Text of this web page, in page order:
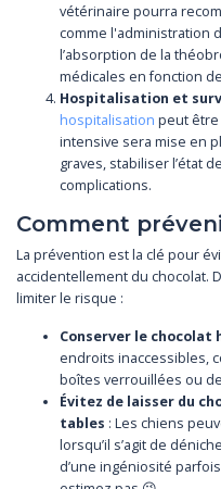
vétérinaire pourra
comme l'administration
l’absorption de la
médicales en fonction
Hospitalisation et
hospitalisation peut être
intensive sera mise en
graves, stabiliser l’état
complications.
Comment
La prévention est la clé pour
accidentellement du chocolat.
limiter le risque :
Conserver le chocolat
endroits inaccessibles,
boîtes verrouillées ou
Évitez de laisser du
tables : Les chiens
lorsqu’il s’agit de
d’une ingéniosité